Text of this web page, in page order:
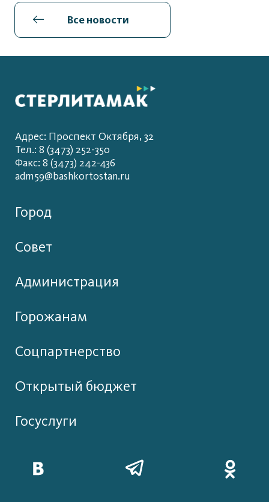
Все новости
Адрес: Проспект Октября, 32
Тел.: 8 (3473) 252-350
Факс: 8 (3473) 242-436
adm59@bashkortostan.ru
Город
Совет
Администрация
Горожанам
Соцпартнерство
Открытый бюджет
Госуслуги